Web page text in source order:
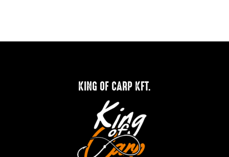
KING OF CARP KFT.